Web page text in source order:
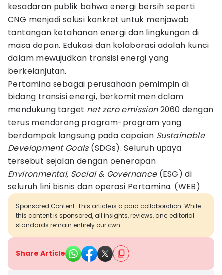
kesadaran publik bahwa energi bersih seperti
CNG menjadi solusi konkret untuk menjawab
tantangan ketahanan energi dan lingkungan di
masa depan. Edukasi dan kolaborasi adalah kunci
dalam mewujudkan transisi energi yang
berkelanjutan.
Pertamina sebagai perusahaan pemimpin di
bidang transisi energi, berkomitmen dalam
mendukung target net zero emission2060 dengan
terus mendorong program-program yang
berdampak langsung pada capaian Sustainable
Development Goals(SDGs). Seluruh upaya
tersebut sejalan dengan penerapan
Environmental, Social & Governance(ESG) di
seluruh lini bisnis dan operasi Pertamina. (WEB)
Sponsored Content: This article is a paid collaboration. While
this content is sponsored, all insights, reviews, and editorial
standards remain entirely our own.
Share Article